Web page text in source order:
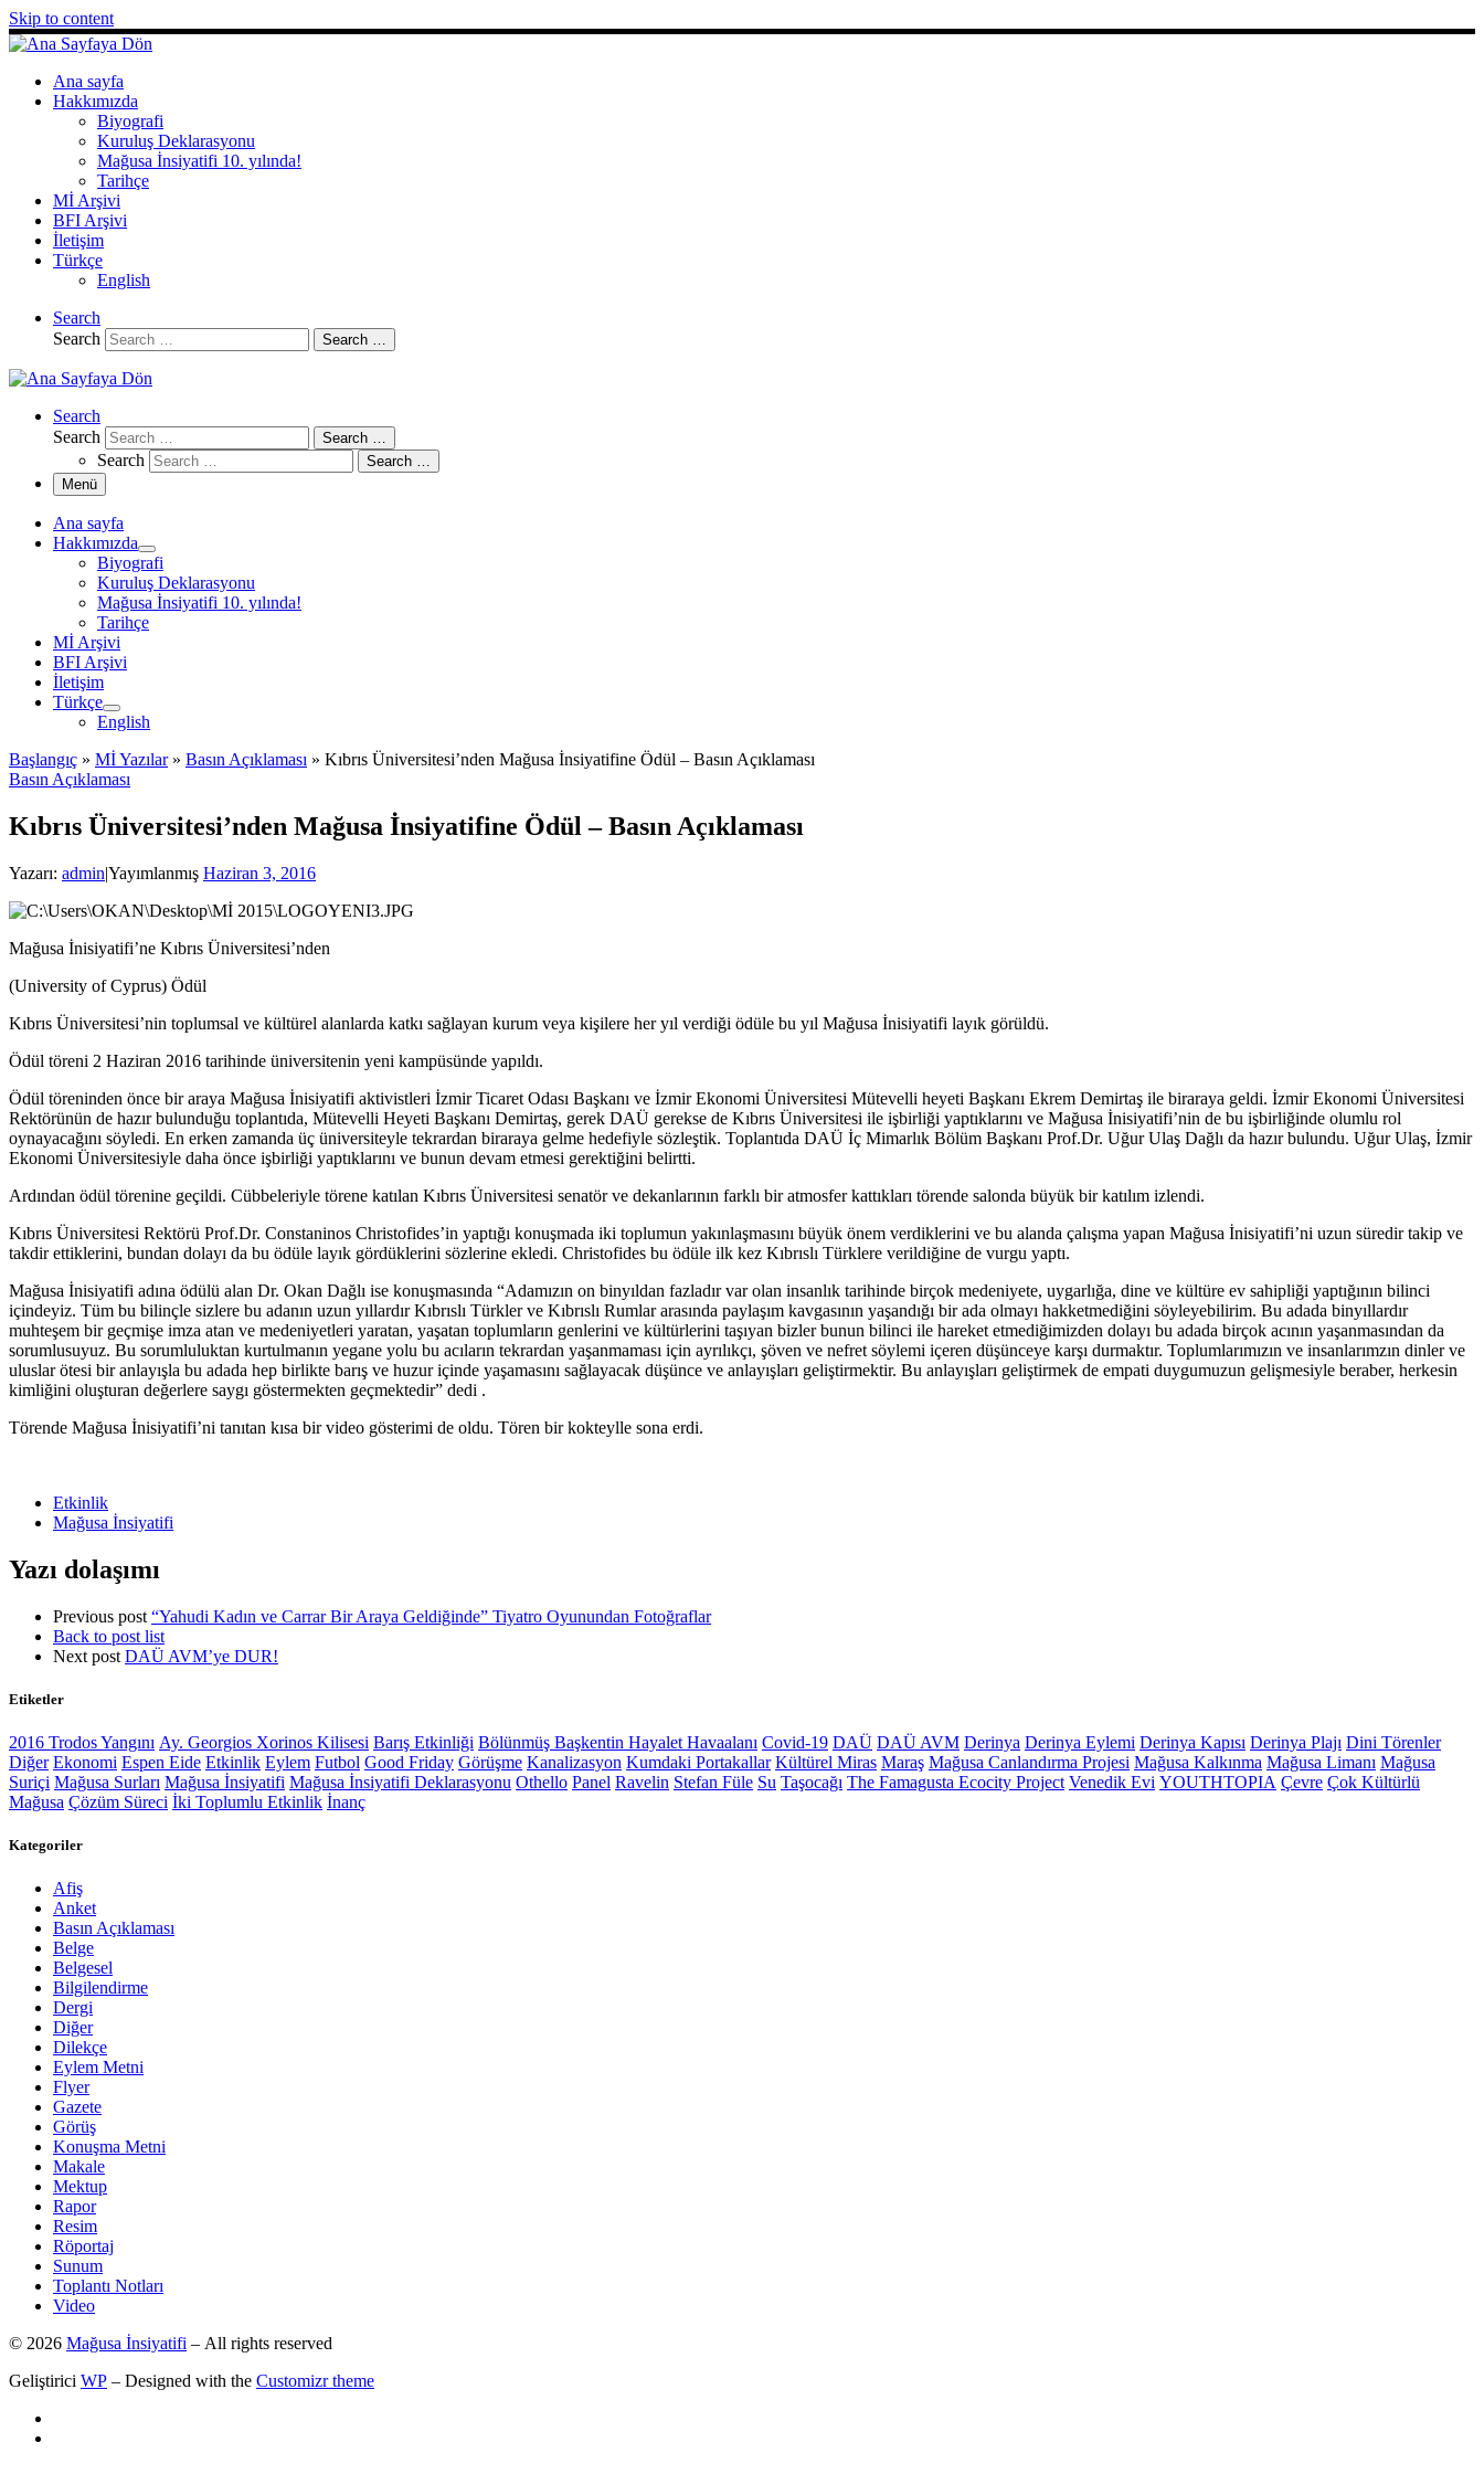
Skip to content
Ana sayfa
Hakkımızda
Biyografi
Kuruluş Deklarasyonu
Mağusa İnsiyatifi 10. yılında!
Tarihçe
Mİ Arşivi
BFI Arşivi
İletişim
Türkçe
English
Search
Search
Search …
Search
Search
Search …
Search
Search …
Menü
Ana sayfa
Hakkımızda
Biyografi
Kuruluş Deklarasyonu
Mağusa İnsiyatifi 10. yılında!
Tarihçe
Mİ Arşivi
BFI Arşivi
İletişim
Türkçe
English
Başlangıç » Mİ Yazılar » Basın Açıklaması » Kıbrıs Üniversitesi’nden Mağusa İnsiyatifine Ödül – Basın Açıklaması
Basın Açıklaması
Kıbrıs Üniversitesi’nden Mağusa İnsiyatifine Ödül – Basın Açıklaması
Yazarı: admin|Yayımlanmış Haziran 3, 2016
Mağusa İnisiyatifi’ne Kıbrıs Üniversitesi’nden
(University of Cyprus) Ödül
Kıbrıs Üniversitesi’nin toplumsal ve kültürel alanlarda katkı sağlayan kurum veya kişilere her yıl verdiği ödüle bu yıl Mağusa İnisiyatifi layık görüldü.
Ödül töreni 2 Haziran 2016 tarihinde üniversitenin yeni kampüsünde yapıldı.
Ödül töreninden önce bir araya Mağusa İnisiyatifi aktivistleri İzmir Ticaret Odası Başkanı ve İzmir Ekonomi Üniversitesi Mütevelli heyeti Başkanı Ekrem Demirtaş ile biraraya geldi. İzmir Ekonomi Üniversitesi
Rektörünün de hazır bulunduğu toplantıda, Mütevelli Heyeti Başkanı Demirtaş, gerek DAÜ gerekse de Kıbrıs Üniversitesi ile işbirliği yaptıklarını ve Mağusa İnisiyatifi’nin de bu işbirliğinde olumlu rol
oynayacağını söyledi. En erken zamanda üç üniversiteyle tekrardan biraraya gelme hedefiyle sözleştik. Toplantıda DAÜ İç Mimarlık Bölüm Başkanı Prof.Dr. Uğur Ulaş Dağlı da hazır bulundu. Uğur Ulaş, İzmir
Ekonomi Üniversitesiyle daha önce işbirliği yaptıklarını ve bunun devam etmesi gerektiğini belirtti.
Ardından ödül törenine geçildi. Cübbeleriyle törene katılan Kıbrıs Üniversitesi senatör ve dekanlarının farklı bir atmosfer kattıkları törende salonda büyük bir katılım izlendi.
Kıbrıs Üniversitesi Rektörü Prof.Dr. Constaninos Christofides’in yaptığı konuşmada iki toplumun yakınlaşmasını büyük önem verdiklerini ve bu alanda çalışma yapan Mağusa İnisiyatifi’ni uzun süredir takip ve
takdir ettiklerini, bundan dolayı da bu ödüle layık gördüklerini sözlerine ekledi. Christofides bu ödüle ilk kez Kıbrıslı Türklere verildiğine de vurgu yaptı.
Mağusa İnisiyatifi adına ödülü alan Dr. Okan Dağlı ise konuşmasında “Adamızın on binyıldan fazladır var olan insanlık tarihinde birçok medeniyete, uygarlığa, dine ve kültüre ev sahipliği yaptığının bilinci
içindeyiz. Tüm bu bilinçle sizlere bu adanın uzun yıllardır Kıbrıslı Türkler ve Kıbrıslı Rumlar arasında paylaşım kavgasının yaşandığı bir ada olmayı hakketmediğini söyleyebilirim. Bu adada binyıllardır
muhteşem bir geçmişe imza atan ve medeniyetleri yaratan, yaşatan toplumların genlerini ve kültürlerini taşıyan bizler bunun bilinci ile hareket etmediğimizden dolayı bu adada birçok acının yaşanmasından da
sorumlusuyuz. Bu sorumluluktan kurtulmanın yegane yolu bu acıların tekrardan yaşanmaması için ayrılıkçı, şöven ve nefret söylemi içeren düşünceye karşı durmaktır. Toplumlarımızın ve insanlarımzın dinler ve
uluslar ötesi bir anlayışla bu adada hep birlikte barış ve huzur içinde yaşamasını sağlayacak düşünce ve anlayışları geliştirmektir. Bu anlayışları geliştirmek de empati duygumuzun gelişmesiyle beraber, herkesin
kimliğini oluşturan değerlere saygı göstermekten geçmektedir” dedi .
Törende Mağusa İnisiyatifi’ni tanıtan kısa bir video gösterimi de oldu. Tören bir kokteylle sona erdi.
Etkinlik
Mağusa İnsiyatifi
Yazı dolaşımı
Previous post “Yahudi Kadın ve Carrar Bir Araya Geldiğinde” Tiyatro Oyunundan Fotoğraflar
Back to post list
Next post DAÜ AVM’ye DUR!
Etiketler
2016 Trodos Yangını Ay. Georgios Xorinos Kilisesi Barış Etkinliği Bölünmüş Başkentin Hayalet Havaalanı Covid-19 DAÜ DAÜ AVM Derinya Derinya Eylemi Derinya Kapısı Derinya Plajı Dini Törenler
Diğer Ekonomi Espen Eide Etkinlik Eylem Futbol Good Friday Görüşme Kanalizasyon Kumdaki Portakallar Kültürel Miras Maraş Mağusa Canlandırma Projesi Mağusa Kalkınma Mağusa Limanı Mağusa
Suriçi Mağusa Surları Mağusa İnsiyatifi Mağusa İnsiyatifi Deklarasyonu Othello Panel Ravelin Stefan Füle Su Taşocağı The Famagusta Ecocity Project Venedik Evi YOUTHTOPIA Çevre Çok Kültürlü
Mağusa Çözüm Süreci İki Toplumlu Etkinlik İnanç
Kategoriler
Afiş
Anket
Basın Açıklaması
Belge
Belgesel
Bilgilendirme
Dergi
Diğer
Dilekçe
Eylem Metni
Flyer
Gazete
Görüş
Konuşma Metni
Makale
Mektup
Rapor
Resim
Röportaj
Sunum
Toplantı Notları
Video
© 2026 Mağusa İnsiyatifi – All rights reserved
Geliştirici WP – Designed with the Customizr theme